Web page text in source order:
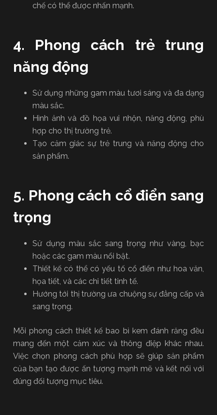
chế có thể được nhấn mạnh.
4. Phong cách trẻ trung
năng động
Sử dụng những gam màu tươi sáng và đa dạng
màu sắc.
Hình ảnh và đồ họa vui nhộn, năng động, phù
hợp cho thị trường trẻ.
Tạo cảm giác sự trẻ trung và năng động cho
sản phẩm.
5. Phong cách cổ điển sang
trọng
Sử dụng màu sắc sang trọng như vàng, bạc
hoặc các gam màu nổi bật.
Thiết kế có thể có yếu tố cổ điển như hoa văn,
họa tiết, và các chi tiết tinh tế.
Hướng tới thị trường ưa chuộng sự đẳng cấp và
sang trọng.
Mỗi phong cách thiết kế bao bì kem đánh răng đều
mang đến một cảm xúc và thông điệp khác nhau.
Việc chọn phong cách phù hợp sẽ giúp sản phẩm
của bạn tạo được ấn tượng mạnh mẽ và kết nối với
đúng đối tượng mục tiêu.